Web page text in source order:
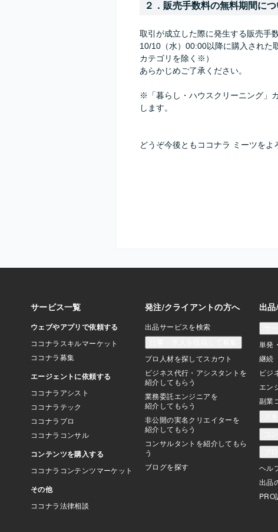
２．販売手数料の無料期間につ
取引が成立した際に発生する販売手
10/10（水）00:00以降に購入された
カテゴリを除く※）
あらかじめご了承ください。
※「暮らし・ハウスクリーニング」
します。
どうぞ今後ともココナラ ミーツをよ